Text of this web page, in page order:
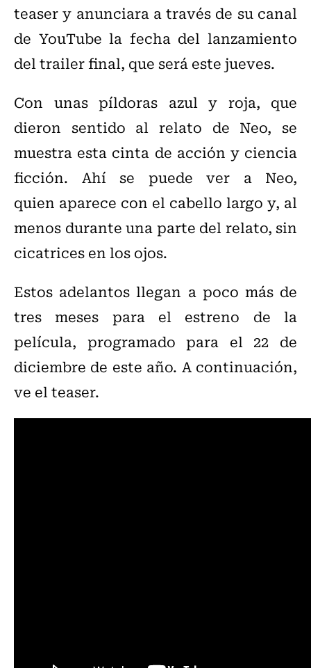
teaser y anunciara a través de su canal
de YouTube la fecha del lanzamiento
del trailer final, que será este jueves.
Con unas píldoras azul y roja, que
dieron sentido al relato de Neo, se
muestra esta cinta de acción y ciencia
ficción. Ahí se puede ver a Neo,
quien aparece con el cabello largo y, al
menos durante una parte del relato, sin
cicatrices en los ojos.
Estos adelantos llegan a poco más de
tres meses para el estreno de la
película, programado para el 22 de
diciembre de este año. A continuación,
ve el teaser.